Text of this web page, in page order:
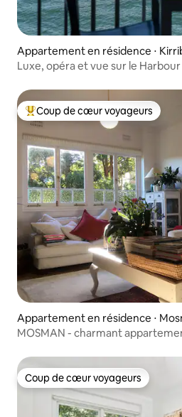
Appartement en résidence ⋅
Luxe, opéra et vue sur le
Coups de cœur voyageurs les plus
Coup de cœur voyageurs
Appartement en résidence ⋅
MOSMAN - charmant
Coup de cœur voyageurs
Coup de cœur voyageurs